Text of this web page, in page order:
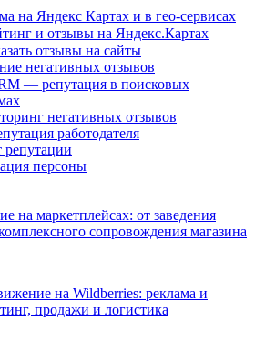
на Яндекс Картах и в гео-сервисах
и отзывы на Яндекс.Картах
отзывы на сайты
негативных отзывов
— репутация в поисковых
негативных отзывов
работодателя
репутации
персоны
на маркетплейсах: от заведения
сопровождения магазина
на Wildberries: реклама и
продажи и логистика